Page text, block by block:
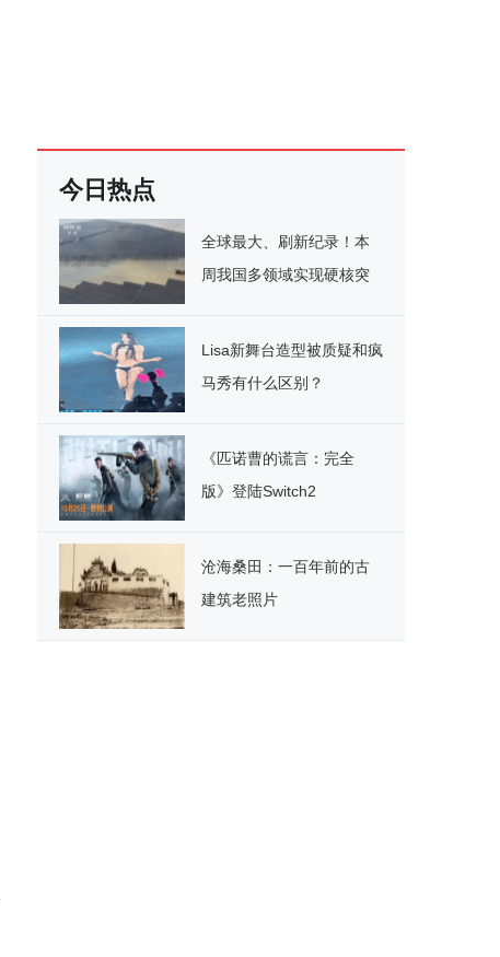
今日热点
全球最大、刷新纪录！本
周我国多领域实现硬核突
Lisa新舞台造型被质疑和疯
马秀有什么区别？
《匹诺曹的谎言：完全
版》登陆Switch2
沧海桑田：一百年前的古
建筑老照片